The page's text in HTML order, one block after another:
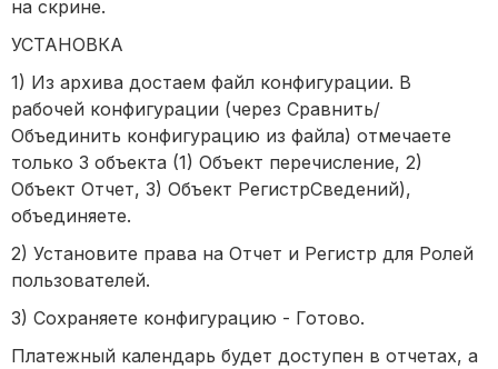
на скрине.
УСТАНОВКА
1) Из архива достаем файл конфигурации. В
рабочей конфигурации (через Сравнить/
Объединить конфигурацию из файла) отмечаете
только 3 объекта (1) Объект перечисление, 2)
Объект Отчет, 3) Объект РегистрСведений),
объединяете.
2) Установите права на Отчет и Регистр для Ролей
пользователей.
3) Сохраняете конфигурацию - Готово.
Платежный календарь будет доступен в отчетах, а